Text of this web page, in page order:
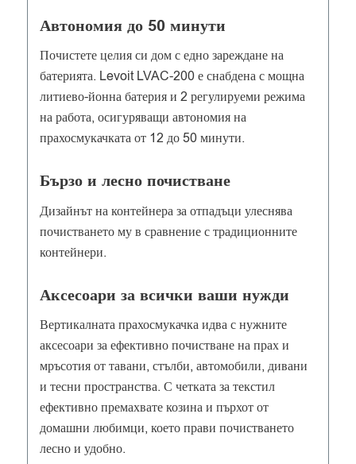
Автономия до 50 минути
Почистете целия си дом с едно зареждане на
батерията. Levoit LVAC-200 е снабдена с мощна
литиево-йонна батерия и 2 регулируеми режима
на работа, осигуряващи автономия на
прахосмукачката от 12 до 50 минути.
Бързо и лесно почистване
Дизайнът на контейнера за отпадъци улеснява
почистването му в сравнение с традиционните
контейнери.
Аксесоари за всички ваши нужди
Вертикалната прахосмукачка идва с нужните
аксесоари за ефективно почистване на прах и
мръсотия от тавани, стълби, автомобили, дивани
и тесни пространства. С четката за текстил
ефективно премахвате козина и пърхот от
домашни любимци, което прави почистването
лесно и удобно.